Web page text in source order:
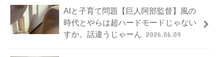
AIと子育て問題【巨人阿部監督】風の
時代とやらは超ハードモードじゃない
すか。話違うじゃーん 2026.06.09